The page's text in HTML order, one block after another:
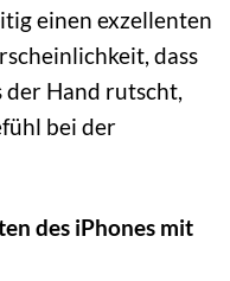
einen exzellenten
dass
der Hand rutscht,
bei der
des iPhones mit